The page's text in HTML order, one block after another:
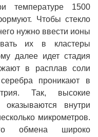
температуре 1500
Чтобы стекло
нужно ввести ионы
их в кластеры
далее идет стадия
в расплав соли
проникают в
Так, высокие
внутри
микрометров.
обмена широко